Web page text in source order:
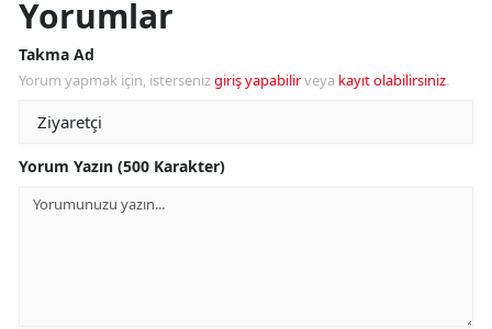
Yorumlar
Takma Ad
Yorum yapmak için, istersenizgiriş yapabilirveya kayıt olabilirsiniz.
Yorum Yazın (500 Karakter)